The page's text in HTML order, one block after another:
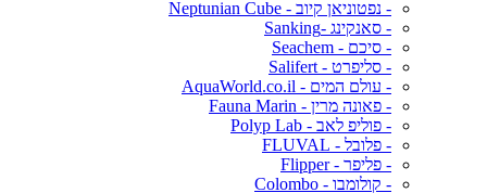
- נפטוניאן קיוב - Neptunian Cube
- סאנקינג -Sanking
- סיכם - Seachem
- סליפרט - Salifert
- עולם המים - AquaWorld.co.il
- פאונה מרין - Fauna Marin
- פוליפ לאב - Polyp Lab
- פלובל - FLUVAL
- פליפר - Flipper
- קולומבו - Colombo